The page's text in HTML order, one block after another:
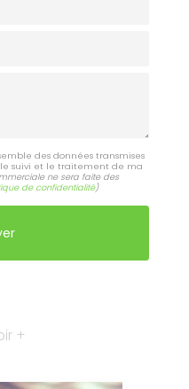
des données transmises
suivi et le traitement de ma
ne sera faite des
de confidentialité)
+